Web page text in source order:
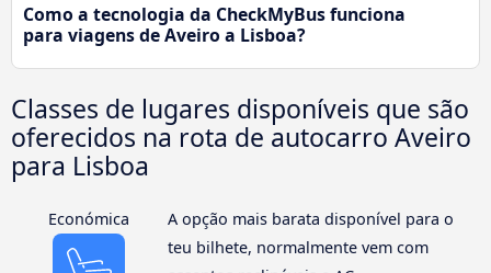
Como a tecnologia da CheckMyBus funciona
para viagens de Aveiro a Lisboa?
Classes de lugares disponíveis que são
oferecidos na rota de autocarro Aveiro
para Lisboa
Económica
A opção mais barata disponível para o
teu bilhete, normalmente vem com